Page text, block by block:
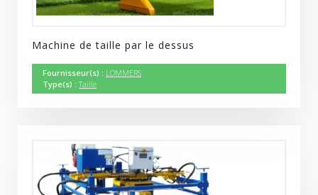
Machine de taille par le dessus
Fournisseur(s) : LOMMERS
Type(s) :Taille